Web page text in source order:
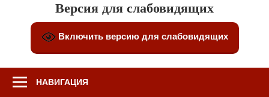
Версия для слабовидящих
Включить версию для слабовидящих
НАВИГАЦИЯ